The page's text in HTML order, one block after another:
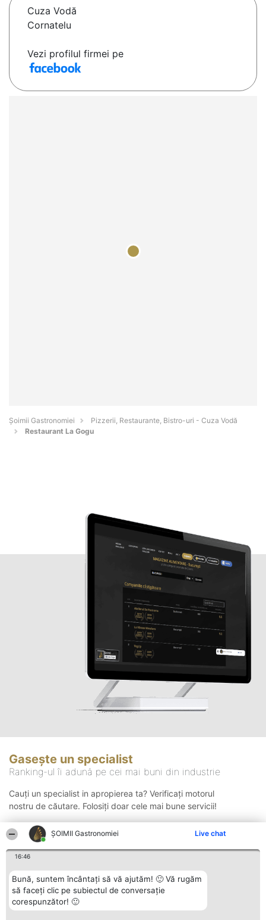
ȘOIMII Gastronomiei Live chat
16:46
Bună, suntem încântați să vă ajutăm! 🙂 Vă rugăm
să faceți clic pe subiectul de conversație
corespunzător! 🙂
Cuza Vodă
Cornatelu
Vezi profilul firmei pe
Șoimii Gastronomiei
Pizzerii, Restaurante, Bistro-uri - Cuza Vodă
Restaurant La Gogu
Gasește un specialist
Ranking-ul îi adună pe cei mai buni din industrie
Cauți un specialist in apropierea ta? Verificați motorul
nostru de căutare. Folosiți doar cele mai bune servicii!